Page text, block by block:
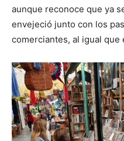
aunque reconoce que ya
envejeció junto con los
comerciantes, al igual que